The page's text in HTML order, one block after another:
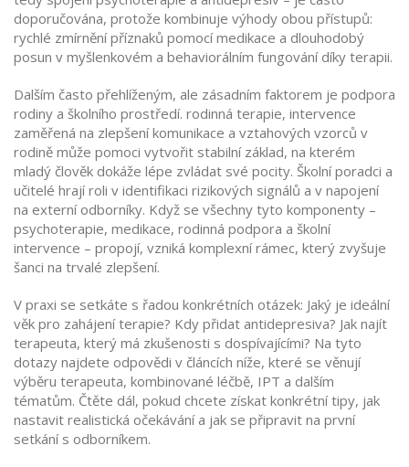
doporučována, protože kombinuje výhody obou přístupů:
rychlé zmírnění příznaků pomocí medikace a dlouhodobý
posun v myšlenkovém a behaviorálním fungování díky terapii.
Dalším často přehlíženým, ale zásadním faktorem je podpora
rodiny a školního prostředí. rodinná terapie, intervence
zaměřená na zlepšení komunikace a vztahových vzorců v
rodině může pomoci vytvořit stabilní základ, na kterém
mladý člověk dokáže lépe zvládat své pocity. Školní poradci a
učitelé hrají roli v identifikaci rizikových signálů a v napojení
na externí odborníky. Když se všechny tyto komponenty –
psychoterapie, medikace, rodinná podpora a školní
intervence – propojí, vzniká komplexní rámec, který zvyšuje
šanci na trvalé zlepšení.
V praxi se setkáte s řadou konkrétních otázek: Jaký je ideální
věk pro zahájení terapie? Kdy přidat antidepresiva? Jak najít
terapeuta, který má zkušenosti s dospívajícími? Na tyto
dotazy najdete odpovědi v článcích níže, které se věnují
výběru terapeuta, kombinované léčbě, IPT a dalším
tématům. Čtěte dál, pokud chcete získat konkrétní tipy, jak
nastavit realistická očekávání a jak se připravit na první
setkání s odborníkem.